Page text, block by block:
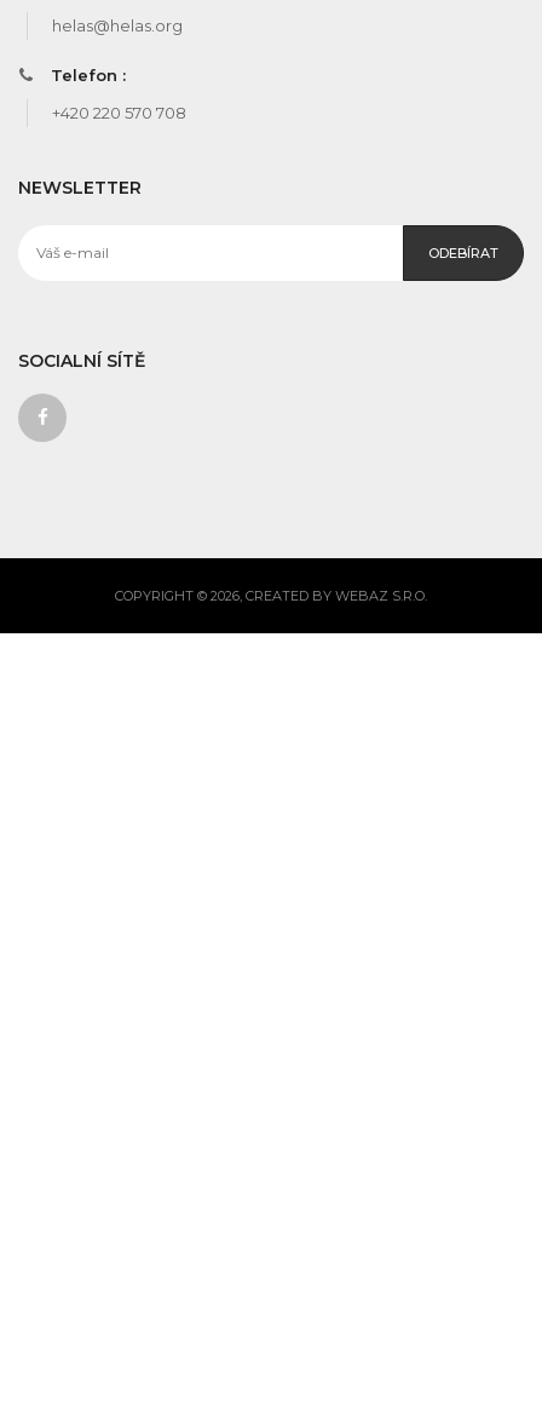
helas@helas.org
Telefon :
+420 220 570 708
NEWSLETTER
ODEBÍRAT
SOCIALNÍ SÍTĚ
COPYRIGHT © 2026, CREATED BY WEBAZ S.R.O.